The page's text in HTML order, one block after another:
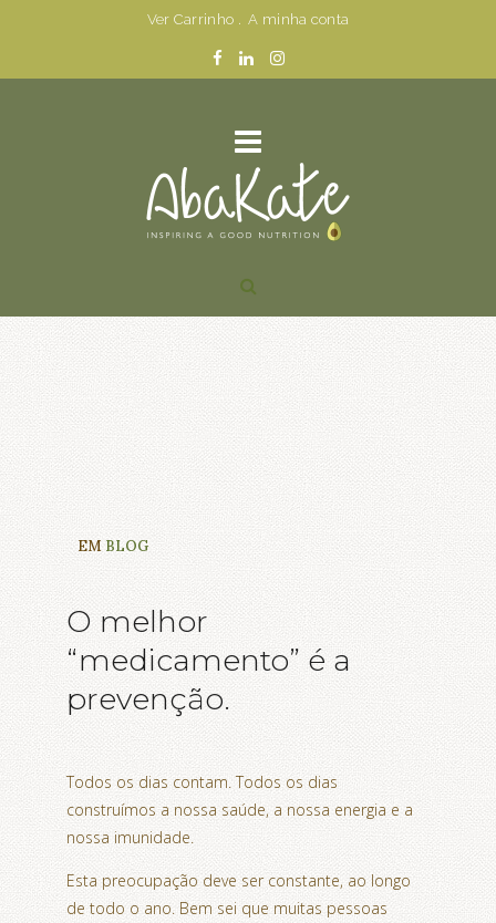
Ver Carrinho .A minha conta
EM BLOG
O melhor
“medicamento” é a
prevenção.
Todos os dias contam. Todos os dias
construímos a nossa saúde, a nossa energia e a
nossa imunidade.
Esta preocupação deve ser constante, ao longo
de todo o ano. Bem sei que muitas pessoas